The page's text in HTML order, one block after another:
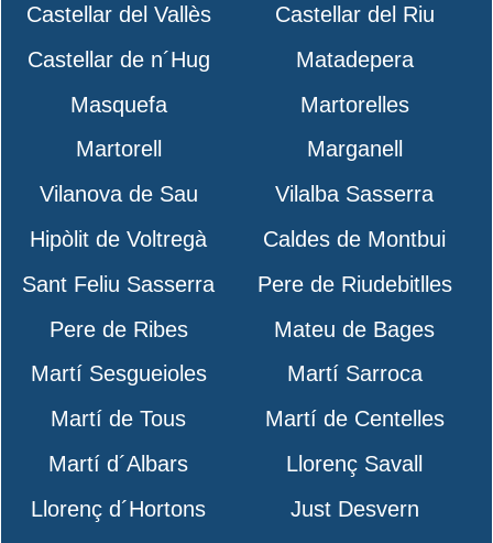
Castellar del Vallès
Castellar del Riu
Castellar de n´Hug
Matadepera
Masquefa
Martorelles
Martorell
Marganell
Vilanova de Sau
Vilalba Sasserra
Hipòlit de Voltregà
Caldes de Montbui
Sant Feliu Sasserra
Pere de Riudebitlles
Pere de Ribes
Mateu de Bages
Martí Sesgueioles
Martí Sarroca
Martí de Tous
Martí de Centelles
Martí d´Albars
Llorenç Savall
Llorenç d´Hortons
Just Desvern